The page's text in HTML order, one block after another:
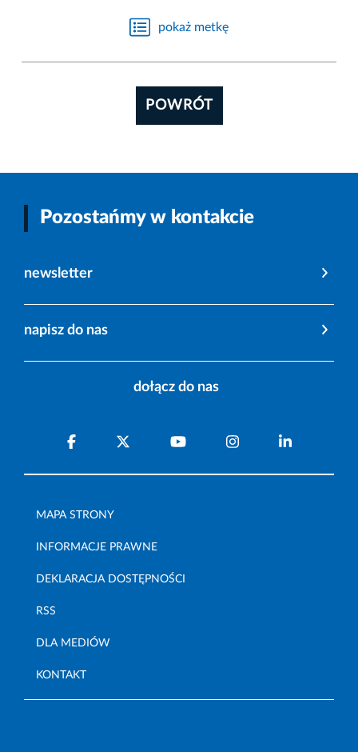
pokaż metkę
POWRÓT
Pozostańmy w kontakcie
newsletter
napisz do nas
dołącz do nas
MAPA STRONY
INFORMACJE PRAWNE
DEKLARACJA DOSTĘPNOŚCI
RSS
DLA MEDIÓW
KONTAKT